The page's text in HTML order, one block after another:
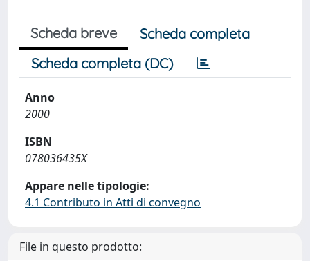
Scheda breve
Scheda completa
Scheda completa (DC)
Anno
2000
ISBN
078036435X
Appare nelle tipologie:
4.1 Contributo in Atti di convegno
File in questo prodotto: